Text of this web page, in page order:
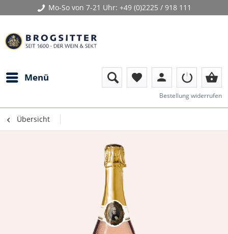
Mo-So von 7-21 Uhr: +49 (0)2225 / 918 111
Menü favorite person shopping_basket
Bestellung widerrufen
Übersicht